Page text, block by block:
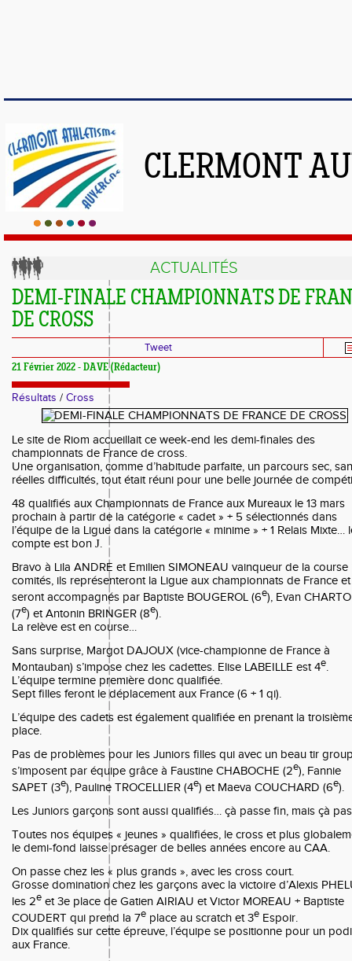
CLERMONT
ACTUALITÉS
DEMI-FINALE CHAMPIONNATS DE
DE CROSS
Tweet
21 Février 2022 - DAVE (Rédacteur)
Résultats / Cross
Le site de Riom accueillait ce week-end les demi-finales des
championnats de France de cross.
Une organisation, comme d’habitude parfaite, un parcours sec,
réelles difficultés, tout était réuni pour une belle journée de
48 qualifiés aux Championnats de France aux Mureaux le 13 mars
prochain à partir de la catégorie « cadet » + 5 sélectionnés dans
l’équipe de la Ligue dans la catégorie « minime » + 1 Relais Mixte…
compte est bon J.
Bravo à Lila ANDRE et Emilien SIMONEAU vainqueur de la course
comités, ils représenteront la Ligue aux championnats de France et
seront accompagnés par Baptiste BOUGEROL (6e), Evan
(7e) et Antonin BRINGER (8e).
La relève est en course…
Sans surprise, Margot DAJOUX (vice-championne de France à
Montauban) s’impose chez les cadettes. Elise LABEILLE est 4e.
L’équipe termine première donc qualifiée.
Sept filles feront le déplacement aux France (6 + 1 qi).
L’équipe des cadets est également qualifiée en prenant la
place.
Pas de problèmes pour les Juniors filles qui avec un beau tir
s’imposent par équipe grâce à Faustine CHABOCHE (2e), Fannie
SAPET (3e), Pauline TROCELLIER (4e) et Maeva COUCHARD (6e).
Les Juniors garçons sont aussi qualifiés… çà passe fin, mais çà
Toutes nos équipes « jeunes » qualifiées, le cross et plus
le demi-fond laisse présager de belles années encore au CAA.
On passe chez les « plus grands », avec les cross court.
Grosse domination chez les garçons avec la victoire d’Alexis
les 2e et 3e place de Gatien AIRIAU et Victor MOREAU + Baptiste
COUDERT qui prend la 7e place au scratch et 3e Espoir.
Dix qualifiés sur cette épreuve, l’équipe se positionne pour un
aux France.